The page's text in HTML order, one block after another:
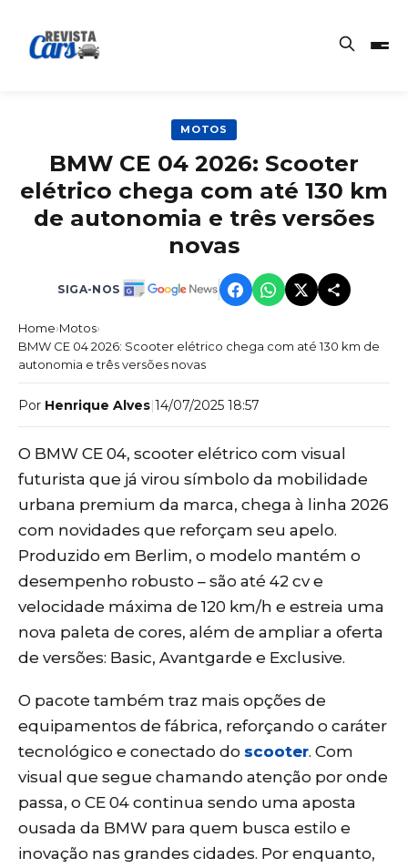
MOTOS
BMW CE 04 2026: Scooter
elétrico chega com até 130 km
de autonomia e três versões
novas
SIGA-NOS
Home›Motos›
BMW CE 04 2026: Scooter elétrico chega com até 130 km de
autonomia e três versões novas
Por Henrique Alves|14/07/2025 18:57
O BMW CE 04, scooter elétrico com visual
futurista que já virou símbolo da mobilidade
urbana premium da marca, chega à linha 2026
com novidades que reforçam seu apelo.
Produzido em Berlim, o modelo mantém o
desempenho robusto – são até 42 cv e
velocidade máxima de 120 km/h e estreia uma
nova paleta de cores, além de ampliar a oferta
de versões: Basic, Avantgarde e Exclusive.
O pacote também traz mais opções de
equipamentos de fábrica, reforçando o caráter
tecnológico e conectado do scooter. Com
visual que segue chamando atenção por onde
passa, o CE 04 continua sendo uma aposta
ousada da BMW para quem busca estilo e
inovação nas grandes cidades. Por enquanto,